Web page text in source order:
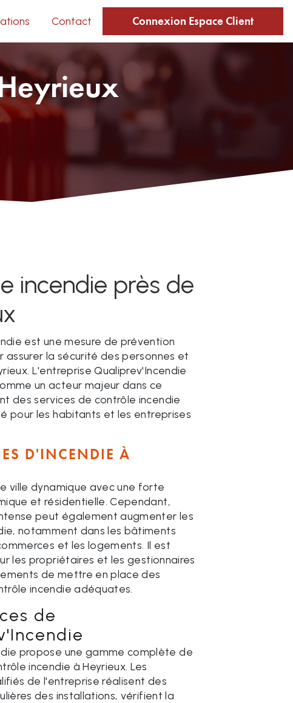
Contact Connexion Espace Client
incendie près de
est une mesure de prévention
assurer la sécurité des personnes et
L'entreprise Qualiprev'Incendie
un acteur majeur dans ce
des services de contrôle incendie
pour les habitants et les entreprises
D'INCENDIE À
ville dynamique avec une forte
et résidentielle. Cependant,
peut également augmenter les
notamment dans les bâtiments
et les logements. Il est
les propriétaires et les gestionnaires
de mettre en place des
incendie adéquates.
de
propose une gamme complète de
incendie à Heyrieux. Les
de l'entreprise réalisent des
des installations, vérifient la